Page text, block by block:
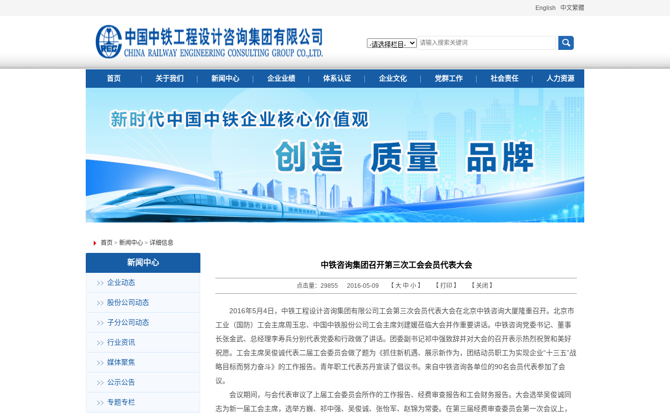
English 中文繁體
首页 关于我们 新闻中心 企业业绩 体系认证 企业文化 党群工作 社会责任 人力资源
首页 > 新闻中心 > 详细信息
新闻中心
企业动态
股份公司动态
子分公司动态
行业资讯
媒体聚焦
公示公告
专题专栏
中铁咨询集团召开第三次工会会员代表大会
点击量：29855 2016-05-09 【 大 中 小 】 【 打印 】 【 关闭 】
2016年5月4日，中铁工程设计咨询集团有限公司工会第三次会员代表大会在北京中铁咨询大厦隆重召开。北京市
工业（国防）工会主席周玉忠、中国中铁股份公司工会主席刘建媛莅临大会并作重要讲话。中铁咨询党委书记、董事
长张金武、总经理李寿兵分别代表党委和行政做了讲话。团委副书记祁中强致辞并对大会的召开表示热烈祝贺和美好
祝愿。工会主席吴俊诚代表二届工会委员会做了题为《抓住新机遇、展示新作为，团结动员职工为实现企业“十三五”战
略目标而努力奋斗》的工作报告。青年职工代表苏丹宣读了倡议书。来自中铁咨询各单位的90名会员代表参加了会
议。
会议期间，与会代表审议了上届工会委员会所作的工作报告、经费审查报告和工会财务报告。大会选举吴俊诚同
志为新一届工会主席，选举方巍、祁中强、吴俊诚、张怡军、赵锦为常委。在第三届经费审查委员会第一次会议上，